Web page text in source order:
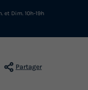
et Dim. 10h-19h
Partager